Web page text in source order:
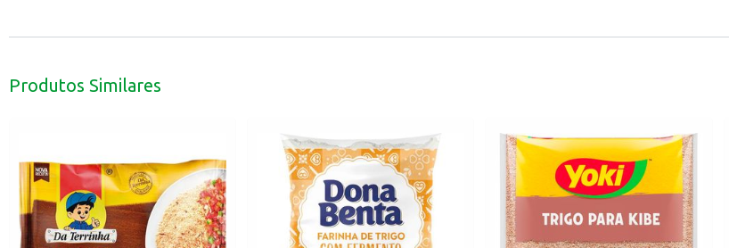
Produtos Similares